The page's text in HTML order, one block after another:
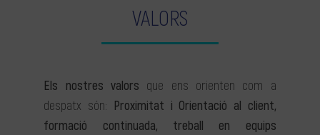
VALORS
Els nostres valors que ens orienten com a
despatx són: Proximitat i Orientació al client,
formació continuada, treball en equips